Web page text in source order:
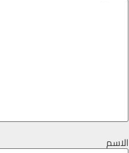
الاسم